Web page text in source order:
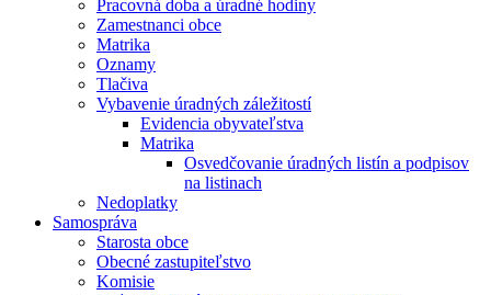
Pracovná doba a úradné hodiny
Zamestnanci obce
Matrika
Oznamy
Tlačiva
Vybavenie úradných záležitostí
Evidencia obyvateľstva
Matrika
Osvedčovanie úradných listín a podpisov
na listinach
Nedoplatky
Samospráva
Starosta obce
Obecné zastupiteľstvo
Komisie